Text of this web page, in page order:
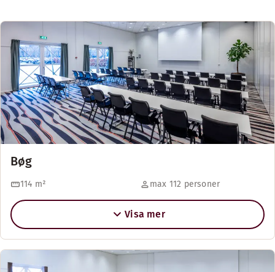
Bøg
114 m² max 112 personer
Visa mer